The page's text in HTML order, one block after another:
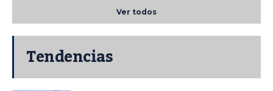
Ver todos
Tendencias